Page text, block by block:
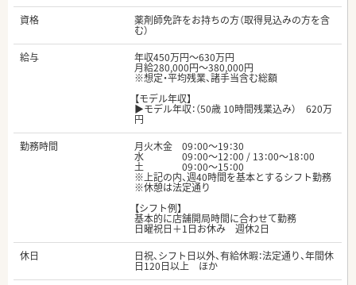
資格
薬剤師免許をお持ちの方（取得見込みの方を含
む）
給与
年収450万円～630万円
月給280,000円～380,000円
※想定・平均残業、諸手当含む総額
【モデル年収】
▶モデル年収：（50歳 10時間残業込み） 620万
円
勤務時間
月火木金 09：00～19：30
水 09：00～12：00 / 13：00～18：00
土 09：00～15：00
※上記の内、週40時間を基本とするシフト勤務
※休憩は法定通り
【シフト例】
基本的に店舗開局時間に合わせて勤務
日曜祝日＋1日お休み 週休2日
休日
日祝、シフト日以外、有給休暇：法定通り、年間休
日120日以上 ほか